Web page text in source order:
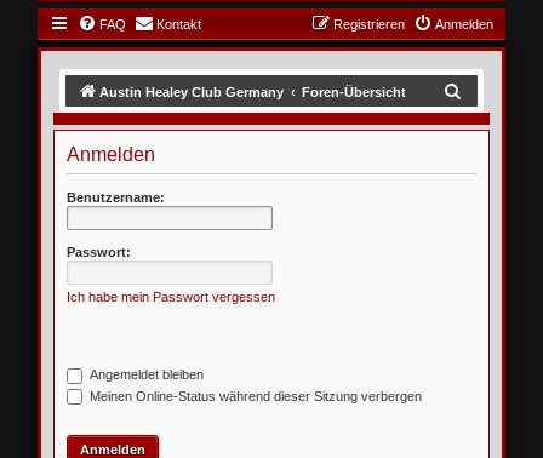
FAQ Kontakt Anmelden
Registrieren
Austin Healey Club Germany Foren-Übersicht
h
Anmelden
Benutzername:
Passwort:
Ich habe mein Passwort vergessen
Angemeldet bleiben
Meinen Online-Status während dieser Sitzung verbergen